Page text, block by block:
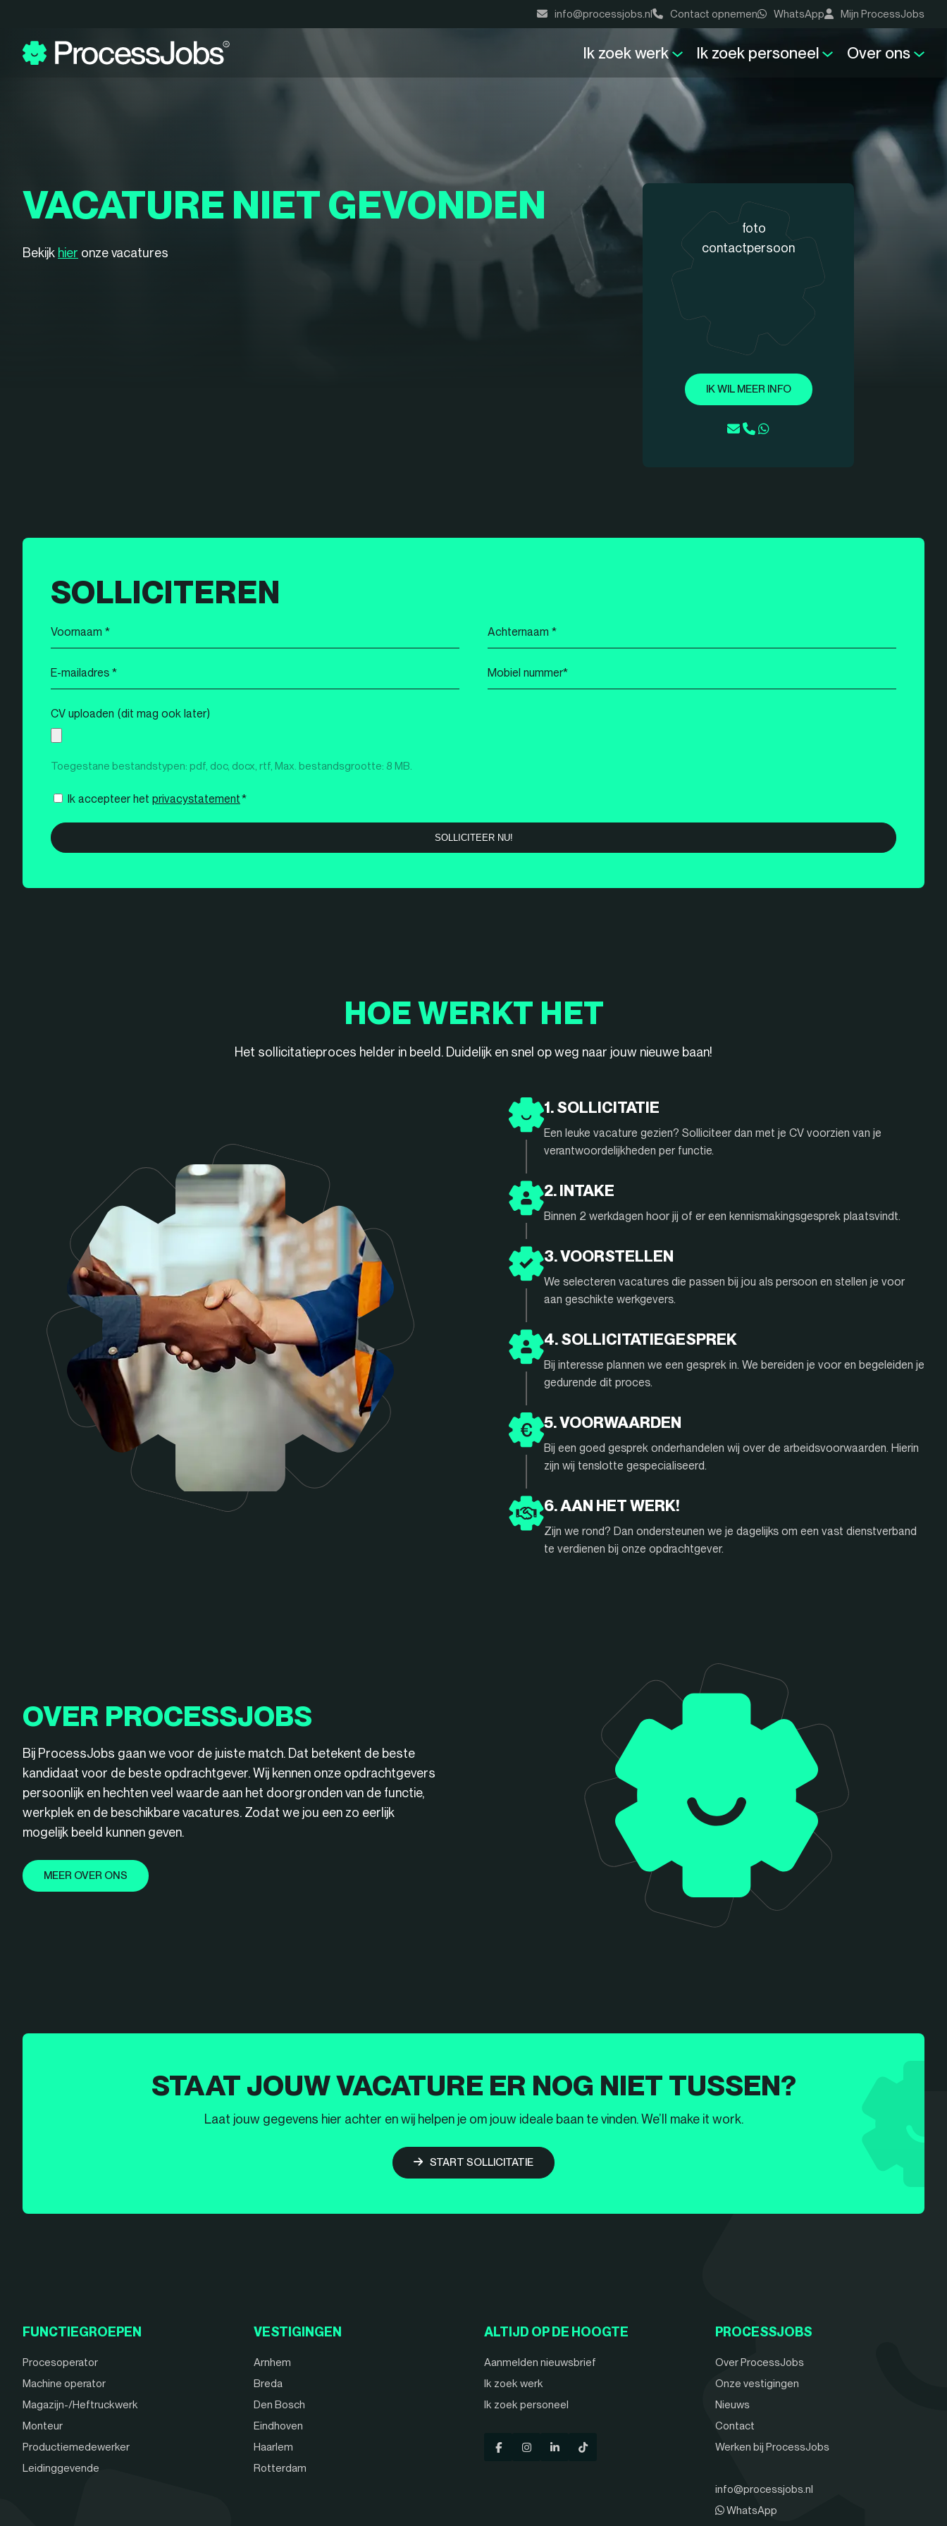
info@processjobs.nl Contact opnemen WhatsApp Mijn ProcessJobs
Ik zoek werk Ik zoek personeel Over ons
VACATURE NIET GEVONDEN
Bekijk hier onze vacatures
IK WIL MEER INFO
SOLLICITEREN
Voornaam
*
Achternaam
*
E-
mailadres
*
Mobiel
nummer
CV uploaden (dit mag ook later)
Toegestane bestandstypen: pdf, doc, docx, rtf, Max. bestandsgrootte: 8 MB.
Instemming
Ik accepteer het privacystatement*
HOE WERKT HET
Het sollicitatieproces helder in beeld. Duidelijk en snel op weg naar jouw nieuwe baan!
1. SOLLICITATIE
Een leuke vacature gezien? Solliciteer dan met je CV voorzien van je
verantwoordelijkheden per functie.
2. INTAKE
Binnen 2 werkdagen hoor jij of er een kennismakingsgesprek plaatsvindt.
3. VOORSTELLEN
We selecteren vacatures die passen bij jou als persoon en stellen je voor
aan geschikte werkgevers.
4. SOLLICITATIEGESPREK
Bij interesse plannen we een gesprek in. We bereiden je voor en begeleiden je
gedurende dit proces.
5. VOORWAARDEN
Bij een goed gesprek onderhandelen wij over de arbeidsvoorwaarden. Hierin
zijn wij tenslotte gespecialiseerd.
6. AAN HET WERK!
Zijn we rond? Dan ondersteunen we je dagelijks om een vast dienstverband
te verdienen bij onze opdrachtgever.
OVER PROCESSJOBS
Bij ProcessJobs gaan we voor de juiste match. Dat betekent de beste
kandidaat voor de beste opdrachtgever. Wij kennen onze opdrachtgevers
persoonlijk en hechten veel waarde aan het doorgronden van de functie,
werkplek en de beschikbare vacatures. Zodat we jou een zo eerlijk
mogelijk beeld kunnen geven.
MEER OVER ONS
STAAT JOUW VACATURE ER NOG NIET TUSSEN?
Laat jouw gegevens hier achter en wij helpen je om jouw ideale baan te vinden. We’ll make it work.
START SOLLICITATIE
FUNCTIEGROEPEN
Procesoperator
Machine operator
Magazijn-/Heftruckwerk
Monteur
Productiemedewerker
Leidinggevende
VESTIGINGEN
Arnhem
Breda
Den Bosch
Eindhoven
Haarlem
Rotterdam
ALTIJD OP DE HOOGTE
Aanmelden nieuwsbrief
Ik zoek werk
Ik zoek personeel
PROCESSJOBS
Over ProcessJobs
Onze vestigingen
Nieuws
Contact
Werken bij ProcessJobs
info@processjobs.nl
WhatsApp